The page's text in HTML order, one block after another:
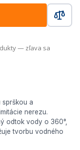
sprškou a
nerezu.
odtok vody o 360°,
tvorbu vodného
— zľava sa